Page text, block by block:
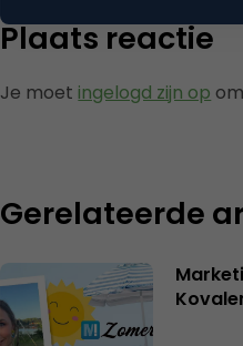
Plaats reactie
Je moet ingelogd zijn op
Gerelateerde